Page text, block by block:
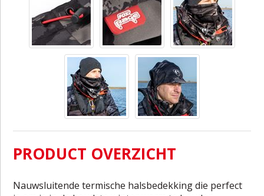
PRODUCT OVERZICHT
Nauwsluitende termische halsbedekking die perfect